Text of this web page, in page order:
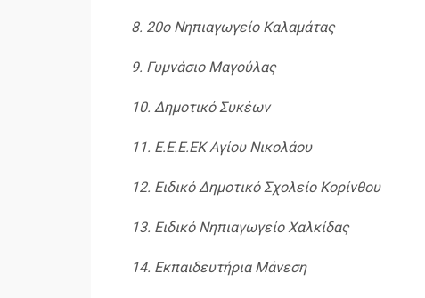
8. 20ο Νηπιαγωγείο Καλαμάτας
9. Γυμνάσιο Μαγούλας
10. Δημοτικό Συκέων
11. Ε.Ε.Ε.ΕΚ Αγίου Νικολάου
12. Ειδικό Δημοτικό Σχολείο Κορίνθου
13. Ειδικό Νηπιαγωγείο Χαλκίδας
14. Εκπαιδευτήρια Μάνεση